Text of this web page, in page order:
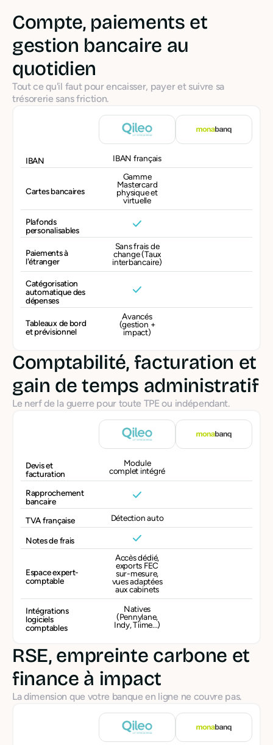
Compte, paiements et
gestion bancaire au
quotidien
Tout ce qu'il faut pour encaisser, payer et suivre sa
trésorerie sans friction.
IBAN IBAN français
Cartes bancaires
Gamme
Mastercard
physique et
virtuelle
Plafonds
personalisables
Paiements à
l'étranger
Sans frais de
change (Taux
interbancaire)
Catégorisation
automatique des
dépenses
Tableaux de bord
et prévisionnel
Avancés
(gestion +
impact)
Comptabilité, facturation et
gain de temps administratif
Le nerf de la guerre pour toute TPE ou indépendant.
Devis et
facturation
Module
complet intégré
Rapprochement
bancaire
TVA française
Détection auto
Notes de frais
Espace expert-
comptable
Accès dédié,
exports FEC
sur-mesure,
vues adaptées
aux cabinets
Intégrations
logiciels
comptables
Natives
(Pennylane,
Indy, Tiime...)
RSE, empreinte carbone et
finance à impact
La dimension que votre banque en ligne ne couvre pas.